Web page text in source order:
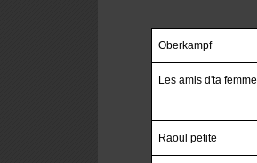
Oberkampf
Les amis d'ta femme
Raoul petite